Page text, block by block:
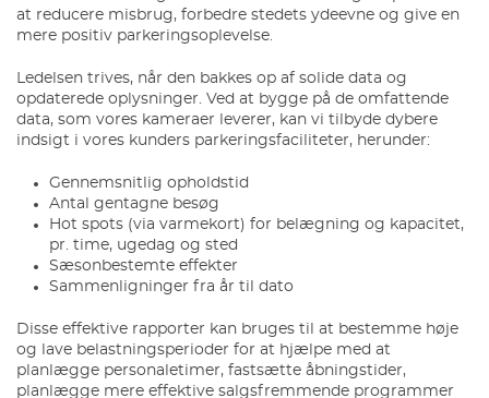
at reducere misbrug, forbedre stedets ydeevne og give en
mere positiv parkeringsoplevelse.
Ledelsen trives, når den bakkes op af solide data og
opdaterede oplysninger. Ved at bygge på de omfattende
data, som vores kameraer leverer, kan vi tilbyde dybere
indsigt i vores kunders parkeringsfaciliteter, herunder:
Gennemsnitlig opholdstid
Antal gentagne besøg
Hot spots (via varmekort) for belægning og kapacitet,
pr. time, ugedag og sted
Sæsonbestemte effekter
Sammenligninger fra år til dato
Disse effektive rapporter kan bruges til at bestemme høje
og lave belastningsperioder for at hjælpe med at
planlægge personaletimer, fastsætte åbningstider,
planlægge mere effektive salgsfremmende programmer